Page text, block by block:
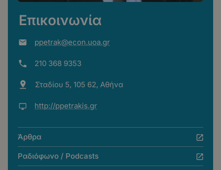
Επικοινωνία
ppetrak@econ.uoa.gr
210 368 9353
Σταδίου 5, 105 62, Αθήνα
http://ppetrakis.gr
Άρθρα
Ραδιόφωνο / Podcasts